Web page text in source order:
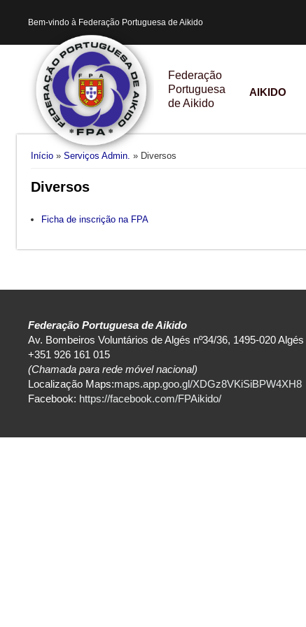
Bem-vindo à Federação Portuguesa de Aikido
Federação
Portuguesa
de Aikido
AIKIDO
Está aqui
Início» Serviços Admin. » Diversos
Diversos
Ficha de inscrição na FPA
Federação Portuguesa de Aikido
Av. Bombeiros Voluntários de Algés nº34/36, 1495-020 Algés
+351 926 161 015
(Chamada para rede móvel nacional)
Localização Maps:maps.app.goo.gl/XDGz8VKiSiBPW4XH8
Facebook: https://facebook.com/FPAikido/